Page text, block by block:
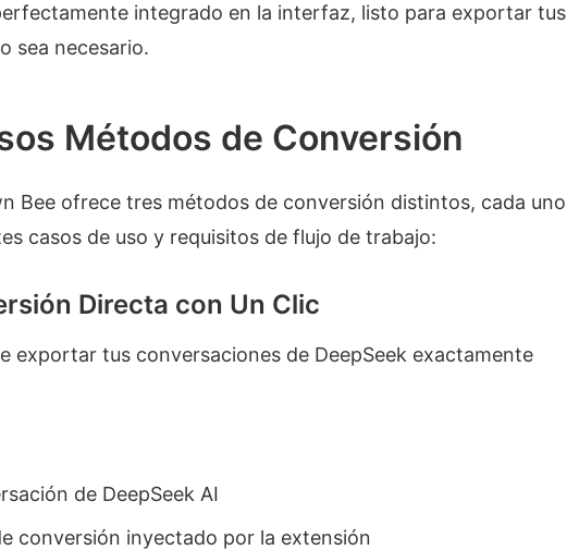
integrado en la interfaz, listo para exportar tus
sea necesario.
Métodos de Conversión
Bee ofrece tres métodos de conversión distintos, cada uno
casos de uso y requisitos de flujo de trabajo:
Directa con Un Clic
exportar tus conversaciones de DeepSeek exactamente
de DeepSeek AI
conversión inyectado por la extensión